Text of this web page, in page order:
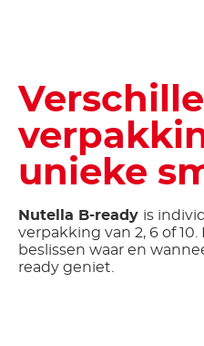
unieke
Nutella B-ready is
verpakking van 2, 6 of
beslissen waar en
ready geniet.